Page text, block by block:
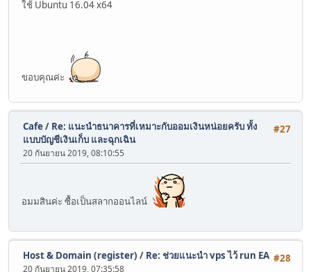
ใช้ Ubuntu 16.04 x64
ขอบคุณค่ะ
#27
Cafe/ Re: แนะนำธนาคารที่เหมาะกับออมเงินหน่อยครับ ทั้ง
แบบบัญชีเงินเก็บ และฉุกเฉิน
20 กันยายน 2019, 08:10:55
อมมสินค่ะ ซื้อเป็นสลากออนไลน์
#28
Host & Domain (register) / Re: ช่วยแนะนำ vps ไว้ run EA
20 กันยายน 2019, 07:35:58